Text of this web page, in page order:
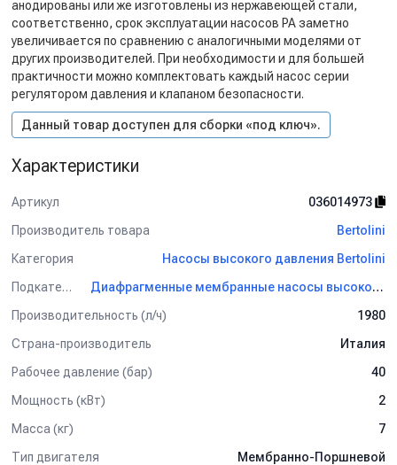
анодированы или же изготовлены из нержавеющей стали,
соответственно, срок эксплуатации насосов PA заметно
увеличивается по сравнению с аналогичными моделями от
других производителей. При необходимости и для большей
практичности можно комплектовать каждый насос серии
регулятором давления и клапаном безопасности.
Данный товар доступен для сборки «под ключ».
Характеристики
Артикул
036014973
Производитель товара
Bertolini
Категория
Насосы высокого давления Bertolini
Подкатегория
Диафрагменные мембранные насосы высокого давления Bertolini
Производительность (л/ч)
1980
Страна-производитель
Италия
Рабочее давление (бар)
40
Мощность (кВт)
2
Масса (кг)
7
Тип двигателя
Мембранно-Поршневой